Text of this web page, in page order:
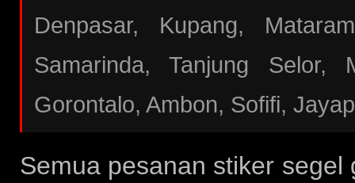
Denpasar, Kupang,
Samarinda, Tanjung Selor,
Gorontalo, Ambon, Sofifi,
Semua pesanan stiker